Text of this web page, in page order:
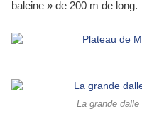
baleine » de 200 m de long.
La grande